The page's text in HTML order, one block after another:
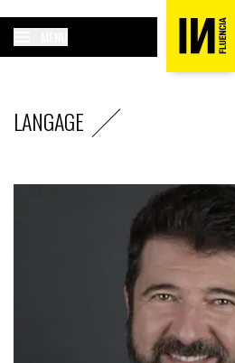
LANGAGE